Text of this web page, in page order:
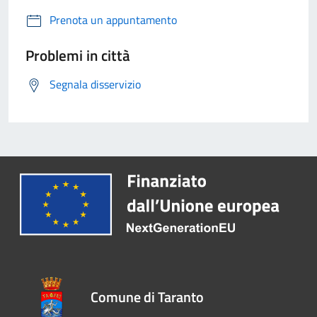
Prenota un appuntamento
Problemi in città
Segnala disservizio
Comune di Taranto